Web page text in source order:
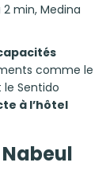
min, Medina
comme le
le Sentido
à l’hôtel